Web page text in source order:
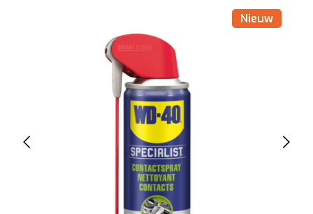
Nieuw